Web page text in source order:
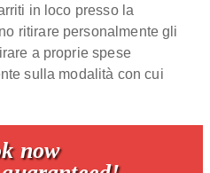
in loco presso la
ritirare personalmente gli
a proprie spese
sulla modalità con cui
now